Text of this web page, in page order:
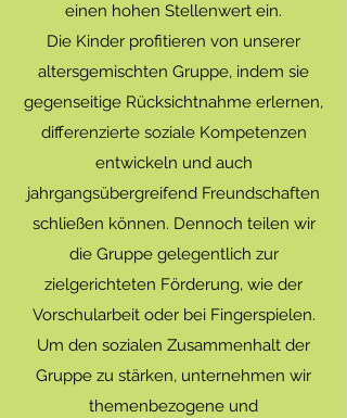
einen hohen Stellenwert ein.
Die Kinder profitieren von unserer
altersgemischten Gruppe, indem sie
gegenseitige Rücksichtnahme erlernen,
differenzierte soziale Kompetenzen
entwickeln und auch
jahrgangsübergreifend Freundschaften
schließen können. Dennoch teilen wir
die Gruppe gelegentlich zur
zielgerichteten Förderung, wie der
Vorschularbeit oder bei Fingerspielen.
Um den sozialen Zusammenhalt der
Gruppe zu stärken, unternehmen wir
themenbezogene und